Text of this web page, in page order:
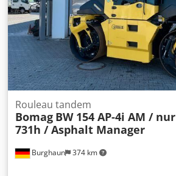
Burghaun 374 km
Rouleau tandem
Bomag BW 154 AP-4i AM / nur
731h / Asphalt Manager